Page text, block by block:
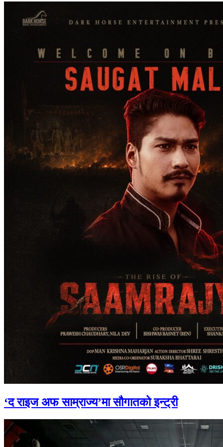
‘द राइज अफ साम्राज्य’मा सौगातको इन्ट्री